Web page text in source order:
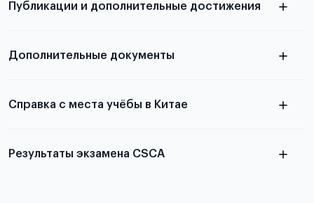
письма
статье
Публикации и дополнительные достижения
Дополнительные документы
Справка с места учёбы в Китае
Результаты экзамена CSCA